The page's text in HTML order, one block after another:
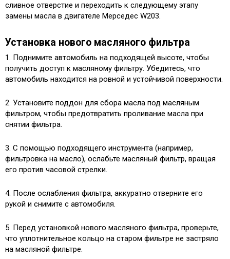
сливное отверстие и переходить к следующему этапу
замены масла в двигателе Мерседес W203.
Установка нового масляного фильтра
1. Поднимите автомобиль на подходящей высоте, чтобы
получить доступ к масляному фильтру. Убедитесь, что
автомобиль находится на ровной и устойчивой поверхности.
2. Установите поддон для сбора масла под масляным
фильтром, чтобы предотвратить проливание масла при
снятии фильтра.
3. С помощью подходящего инструмента (например,
фильтровка на масло), ослабьте масляный фильтр, вращая
его против часовой стрелки.
4. После ослабления фильтра, аккуратно отверните его
рукой и снимите с автомобиля.
5. Перед установкой нового масляного фильтра, проверьте,
что уплотнительное кольцо на старом фильтре не застряло
на масляной фильтре.